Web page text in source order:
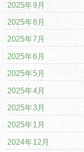
2025年9月
2025年8月
2025年7月
2025年6月
2025年5月
2025年4月
2025年3月
2025年1月
2024年12月